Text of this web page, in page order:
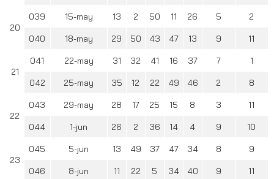
20
039 15-may 13 2 50 11 26 5 2
040 18-may 29 50 43 47 13 9 11
21
041 22-may 31 32 41 16 37 7 1
042 25-may 35 12 22 49 46 2 8
22
043 29-may 28 17 25 15 8 3 11
044 1-jun 26 2 36 14 4 9 10
23
045 5-jun 13 49 37 47 34 8 9
046 8-jun 11 22 5 34 40 9 11